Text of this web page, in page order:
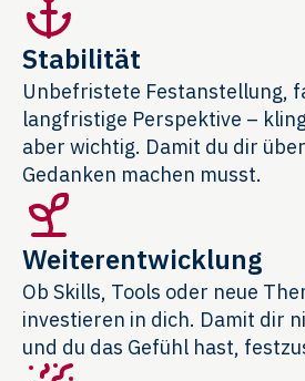
Stabilität
Unbefristete Festanstellung,
langfristige Perspektive –
aber wichtig. Damit du dir
Gedanken machen musst.
Weiterentwicklung
Ob Skills, Tools oder neue
investieren in dich. Damit dir
und du das Gefühl hast,